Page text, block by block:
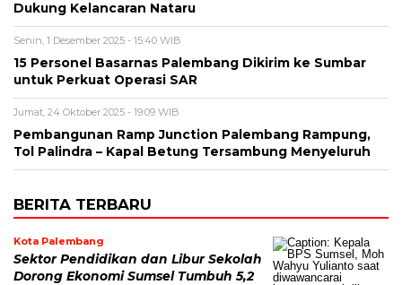
Dukung Kelancaran Nataru
Senin, 1 Desember 2025 - 15:40 WIB
15 Personel Basarnas Palembang Dikirim ke Sumbar
untuk Perkuat Operasi SAR
Jumat, 24 Oktober 2025 - 19:09 WIB
Pembangunan Ramp Junction Palembang Rampung,
Tol Palindra – Kapal Betung Tersambung Menyeluruh
BERITA TERBARU
Kota Palembang
Sektor Pendidikan dan Libur Sekolah
Dorong Ekonomi Sumsel Tumbuh 5,2